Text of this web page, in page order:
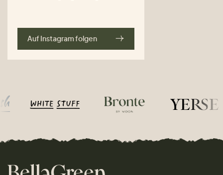
Auf Instagram folgen